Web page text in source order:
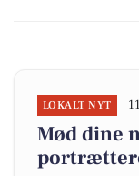
LOKALT NYT
Mød dine